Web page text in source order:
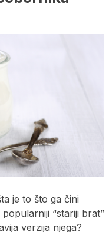
je to što ga čini
“stariji brat”
verzija njega?